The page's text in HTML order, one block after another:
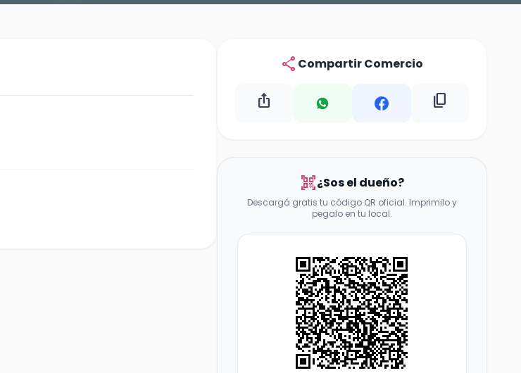
share Compartir Comercio
ios_share content_copy
qr_code_scanner¿Sos el dueño?
Descargá gratis tu código QR oficial. Imprimilo y
pegalo en tu local.